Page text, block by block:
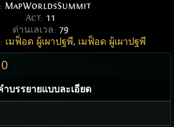
MapWorldsSummit
Act: 11
ด่านเลเวล: 79
เมฟ็อด ผู้เผาปฐพี, เมฟ็อด ผู้เผาปฐพี
บรรยายแบบ​ละเอียด